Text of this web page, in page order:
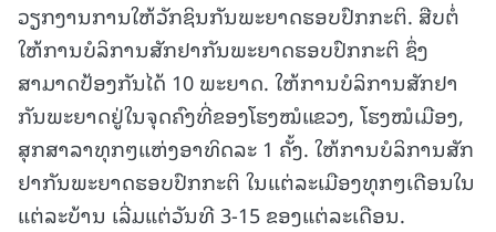
ວຽກງານການໃຫ້ວັກຊິນກັນພະຍາດຮອບປົກກະຕິ. ສືບຕໍ່
ໃຫ້ການບໍລິການສັກຢາກັນພະຍາດຮອບປົກກະຕິ ຊຶ່ງ
ສາມາດປ້ອງກັນໄດ້ 10 ພະຍາດ. ໃຫ້ການບໍລິການສັກຢາ
ກັນພະຍາດຢູ່ໃນຈຸດຄົງທີ່ຂອງໂຮງໝໍແຂວງ, ໂຮງໝໍເມືອງ,
ສຸກສາລາທຸກໆແຫ່ງອາທິດລະ 1 ຄັ້ງ. ໃຫ້ການບໍລິການສັກ
ຢາກັນພະຍາດຮອບປົກກະຕິ ໃນແຕ່ລະເມືອງທຸກໆເດືອນໃນ
ແຕ່ລະບ້ານ ເລີ່ມແຕ່ວັນທີ 3-15 ຂອງແຕ່ລະເດືອນ.